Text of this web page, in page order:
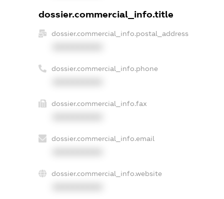
dossier.commercial_info.title
dossier.commercial_info.postal_address
dossier.commercial_info.phone
dossier.commercial_info.fax
dossier.commercial_info.email
dossier.commercial_info.website